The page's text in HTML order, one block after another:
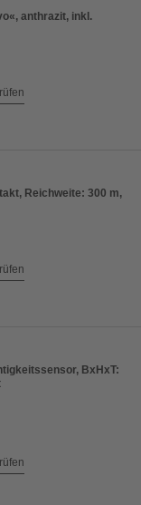
anthrazit, inkl.
Reichweite: 300 m,
BxHxT: